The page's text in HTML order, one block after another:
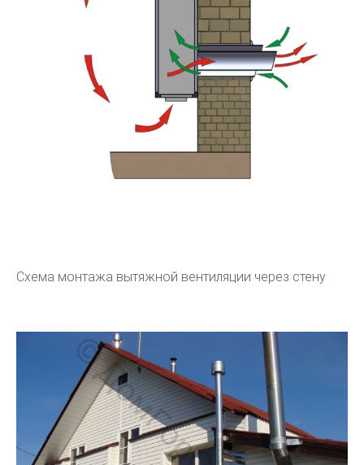
Схема монтажа вытяжной вентиляции через стену